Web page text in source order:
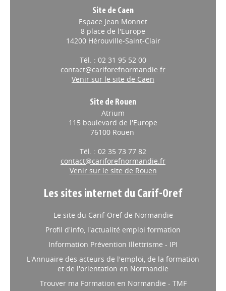
Site de Caen
Espace Jean Monnet
8 place de l'Europe
14200 Hérouville-Saint-Clair
Tél. : 02 31 95 52 00
contact@cariforefnormandie.fr
Venir sur le site de Caen
Site de Rouen
Atrium
115 boulevard de l'Europe
76100 Rouen
Tél. : 02 35 73 77 82
contact@cariforefnormandie.fr
Venir sur le site de Rouen
Les sites internet du Carif-Oref
Le site du Carif-Oref de Normandie
Profil d'info, l'actualité emploi formation
Information Prévention Illettrisme - IPI
L'Annuaire des acteurs de l'emploi, de la formation
et de l'orientation en Normandie
Trouver ma Formation en Normandie - TMF